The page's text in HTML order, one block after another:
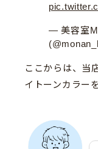
— 美容室
ここからは、当
イトーンカラー